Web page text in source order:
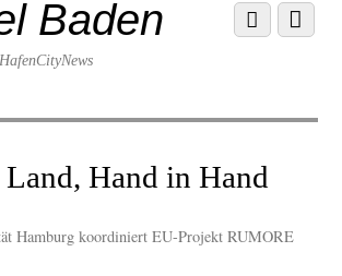
Baden Menu
Scroll
down
Land, Hand in Hand
Hamburg koordiniert EU-Projekt RUMORE